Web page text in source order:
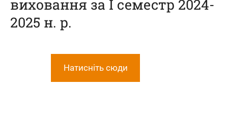
виховання за І семестр 2024-
2025 н. р.
Натисніть сюди